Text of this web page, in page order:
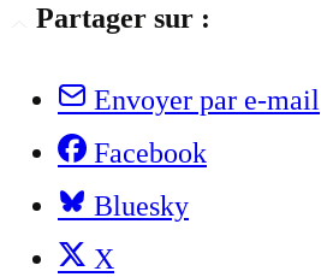
Partager sur :
Envoyer par e-mail
Facebook
Bluesky
X